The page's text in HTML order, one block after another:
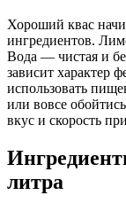
Хороший квас
ингредиентов.
Вода — чистая и
зависит характер
использовать
или вовсе
вкус и скорость
литра